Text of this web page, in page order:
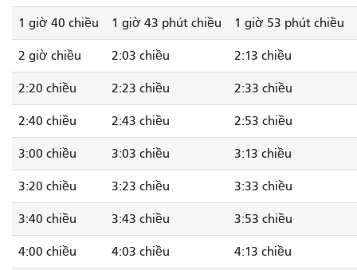
1 giờ 40 chiều 1 giờ 43 phút chiều 1 giờ 53 phút chiều
2 giờ chiều 2:03 chiều 2:13 chiều
2:20 chiều 2:23 chiều 2:33 chiều
2:40 chiều 2:43 chiều 2:53 chiều
3:00 chiều 3:03 chiều 3:13 chiều
3:20 chiều 3:23 chiều 3:33 chiều
3:40 chiều 3:43 chiều 3:53 chiều
4:00 chiều 4:03 chiều 4:13 chiều